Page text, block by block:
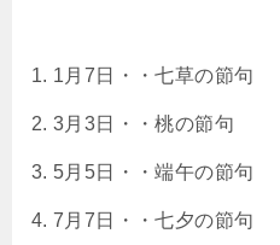
1月7日・・七草の節句
3月3日・・桃の節句
5月5日・・端午の節句
7月7日・・七夕の節句